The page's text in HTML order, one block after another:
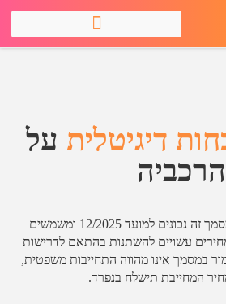
דיגיטלית על
הרכביה
המחירים המופיעים במסמך זה נכונים למועד 12/2025 ומשמשים
עשויים להשתנות בהתאם לדרישות
במסמך אינו מהווה התחייבות משפטית,
המחייבת תישלח בנפרד.